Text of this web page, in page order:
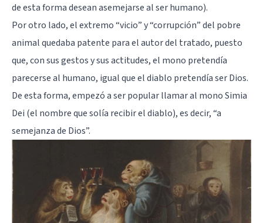
de esta forma desean asemejarse al ser humano).
Por otro lado, el extremo “vicio” y “corrupción” del pobre
animal quedaba patente para el autor del tratado, puesto
que, con sus gestos y sus actitudes, el mono pretendía
parecerse al humano, igual que el diablo pretendía ser Dios.
De esta forma, empezó a ser popular llamar al mono Simia
Dei (el nombre que solía recibir el diablo), es decir, “a
semejanza de Dios”.